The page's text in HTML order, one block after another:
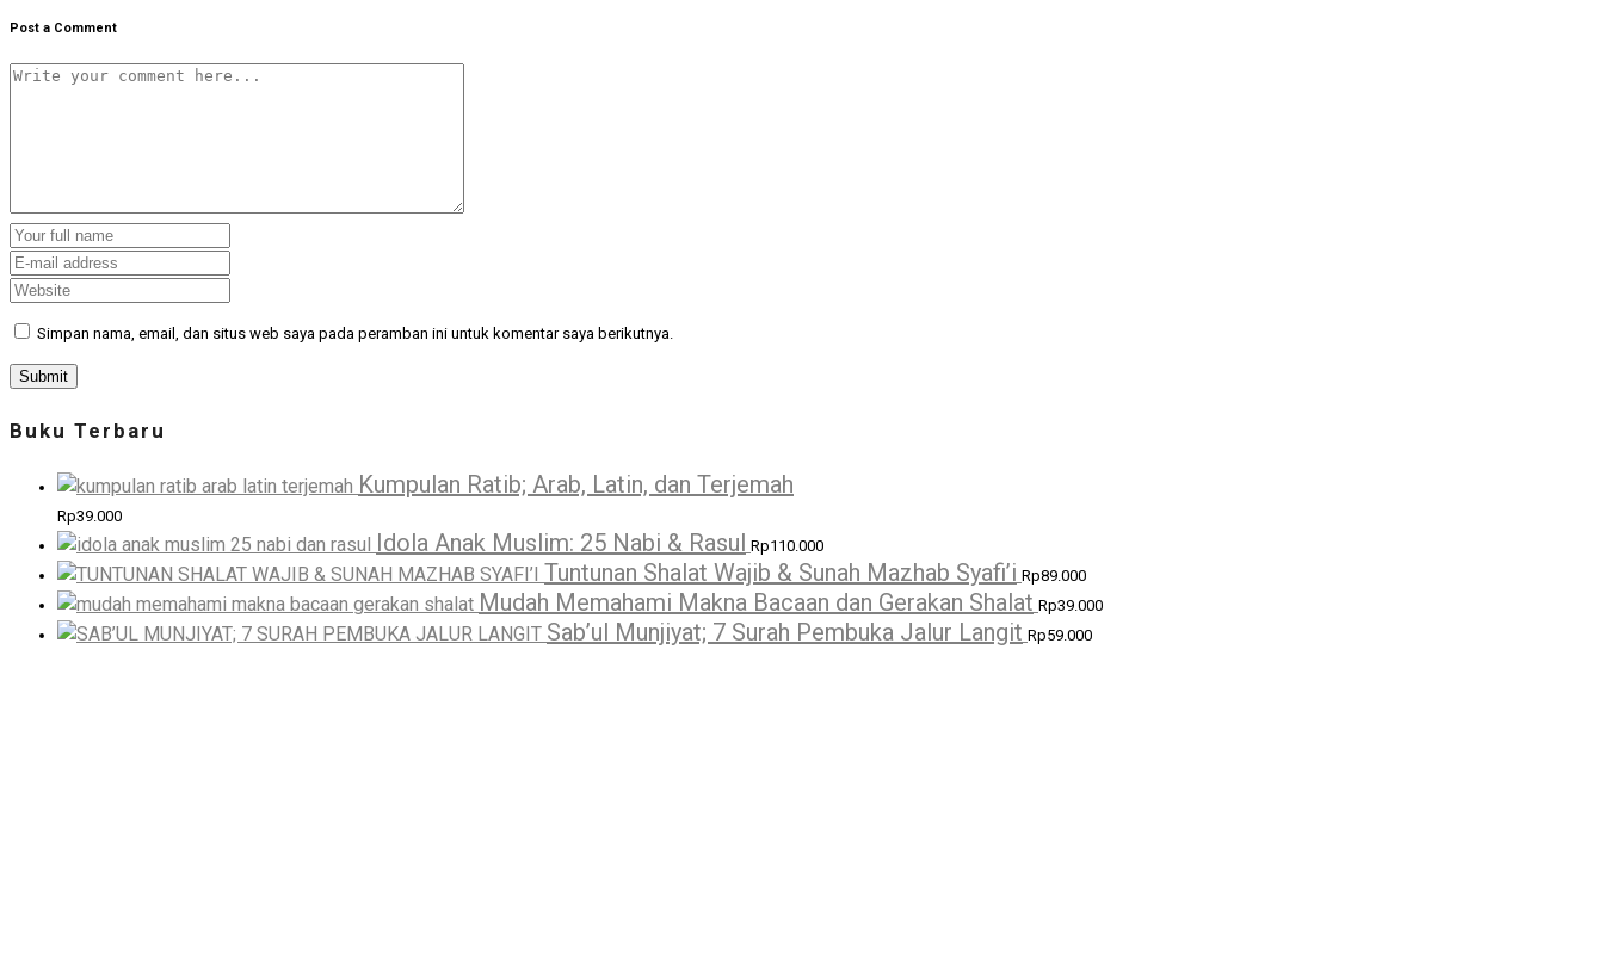
Post a Comment
Simpan nama, email, dan situs web saya pada peramban ini untuk komentar saya berikutnya.
Buku Terbaru
Kumpulan Ratib; Arab, Latin, dan Terjemah
Rp39.000
Idola Anak Muslim: 25 Nabi & Rasul Rp110.000
Tuntunan Shalat Wajib & Sunah Mazhab Syafi’i Rp89.000
Mudah Memahami Makna Bacaan dan Gerakan Shalat Rp39.000
Sab’ul Munjiyat; 7 Surah Pembuka Jalur Langit Rp59.000